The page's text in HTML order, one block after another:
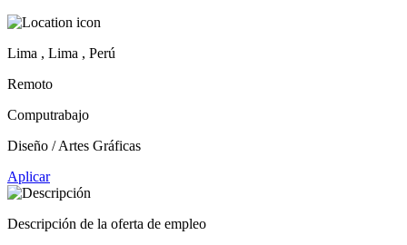
Lima , Lima , Perú
Remoto
Computrabajo
Diseño / Artes Gráficas
Aplicar
Descripción de la oferta de empleo